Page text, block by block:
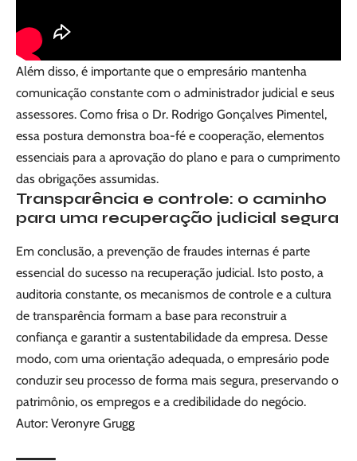
Além disso, é importante que o empresário mantenha
comunicação constante com o administrador judicial e seus
assessores. Como frisa o Dr. Rodrigo Gonçalves Pimentel,
essa postura demonstra boa-fé e cooperação, elementos
essenciais para a aprovação do plano e para o cumprimento
das obrigações assumidas.
Transparência e controle: o caminho
para uma recuperação judicial segura
Em conclusão, a prevenção de fraudes internas é parte
essencial do sucesso na recuperação judicial. Isto posto, a
auditoria constante, os mecanismos de controle e a cultura
de transparência formam a base para reconstruir a
confiança e garantir a sustentabilidade da empresa. Desse
modo, com uma orientação adequada, o empresário pode
conduzir seu processo de forma mais segura, preservando o
patrimônio, os empregos e a credibilidade do negócio.
Autor: Veronyre Grugg